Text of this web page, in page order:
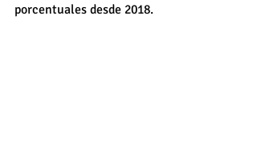
porcentuales desde 2018.